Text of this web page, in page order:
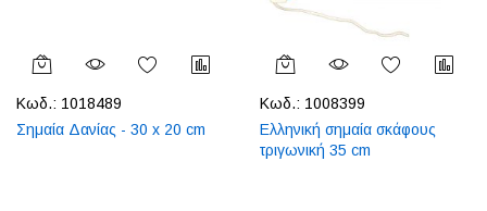
Κωδ.: 1018489
Σημαία Δανίας - 30 x 20 cm
Κωδ.: 1008399
Ελληνική σημαία σκάφους
τριγωνική 35 cm